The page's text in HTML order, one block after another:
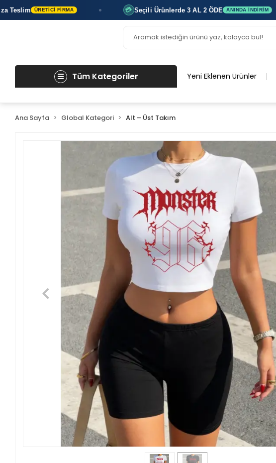
ÜRETICI FIRMA 💳 Seçili Ürünlerde3 AL 2 ÖDE ANINDA İNDIRIM
Tüm Kategoriler Yeni Eklenen Ürünler
Ana Sayfa Global Kategori Alt – Üst Takım